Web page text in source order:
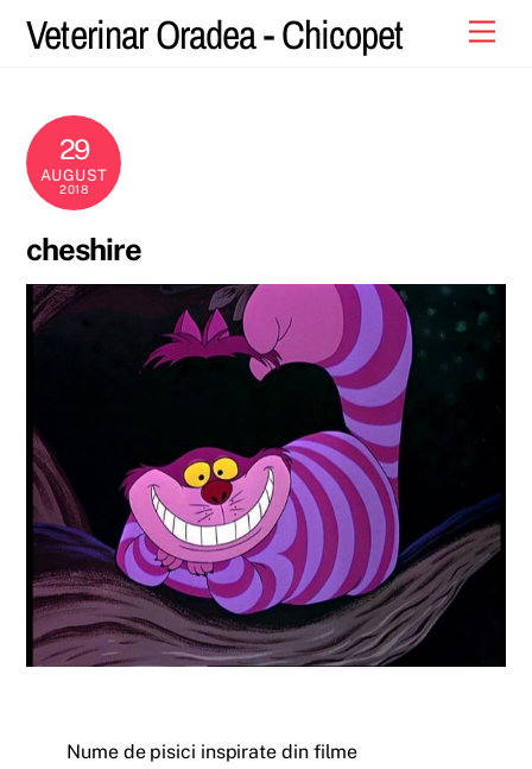
Veterinar Oradea - Chicopet
29
AUGUST
2018
cheshire
Nume de pisici inspirate din filme